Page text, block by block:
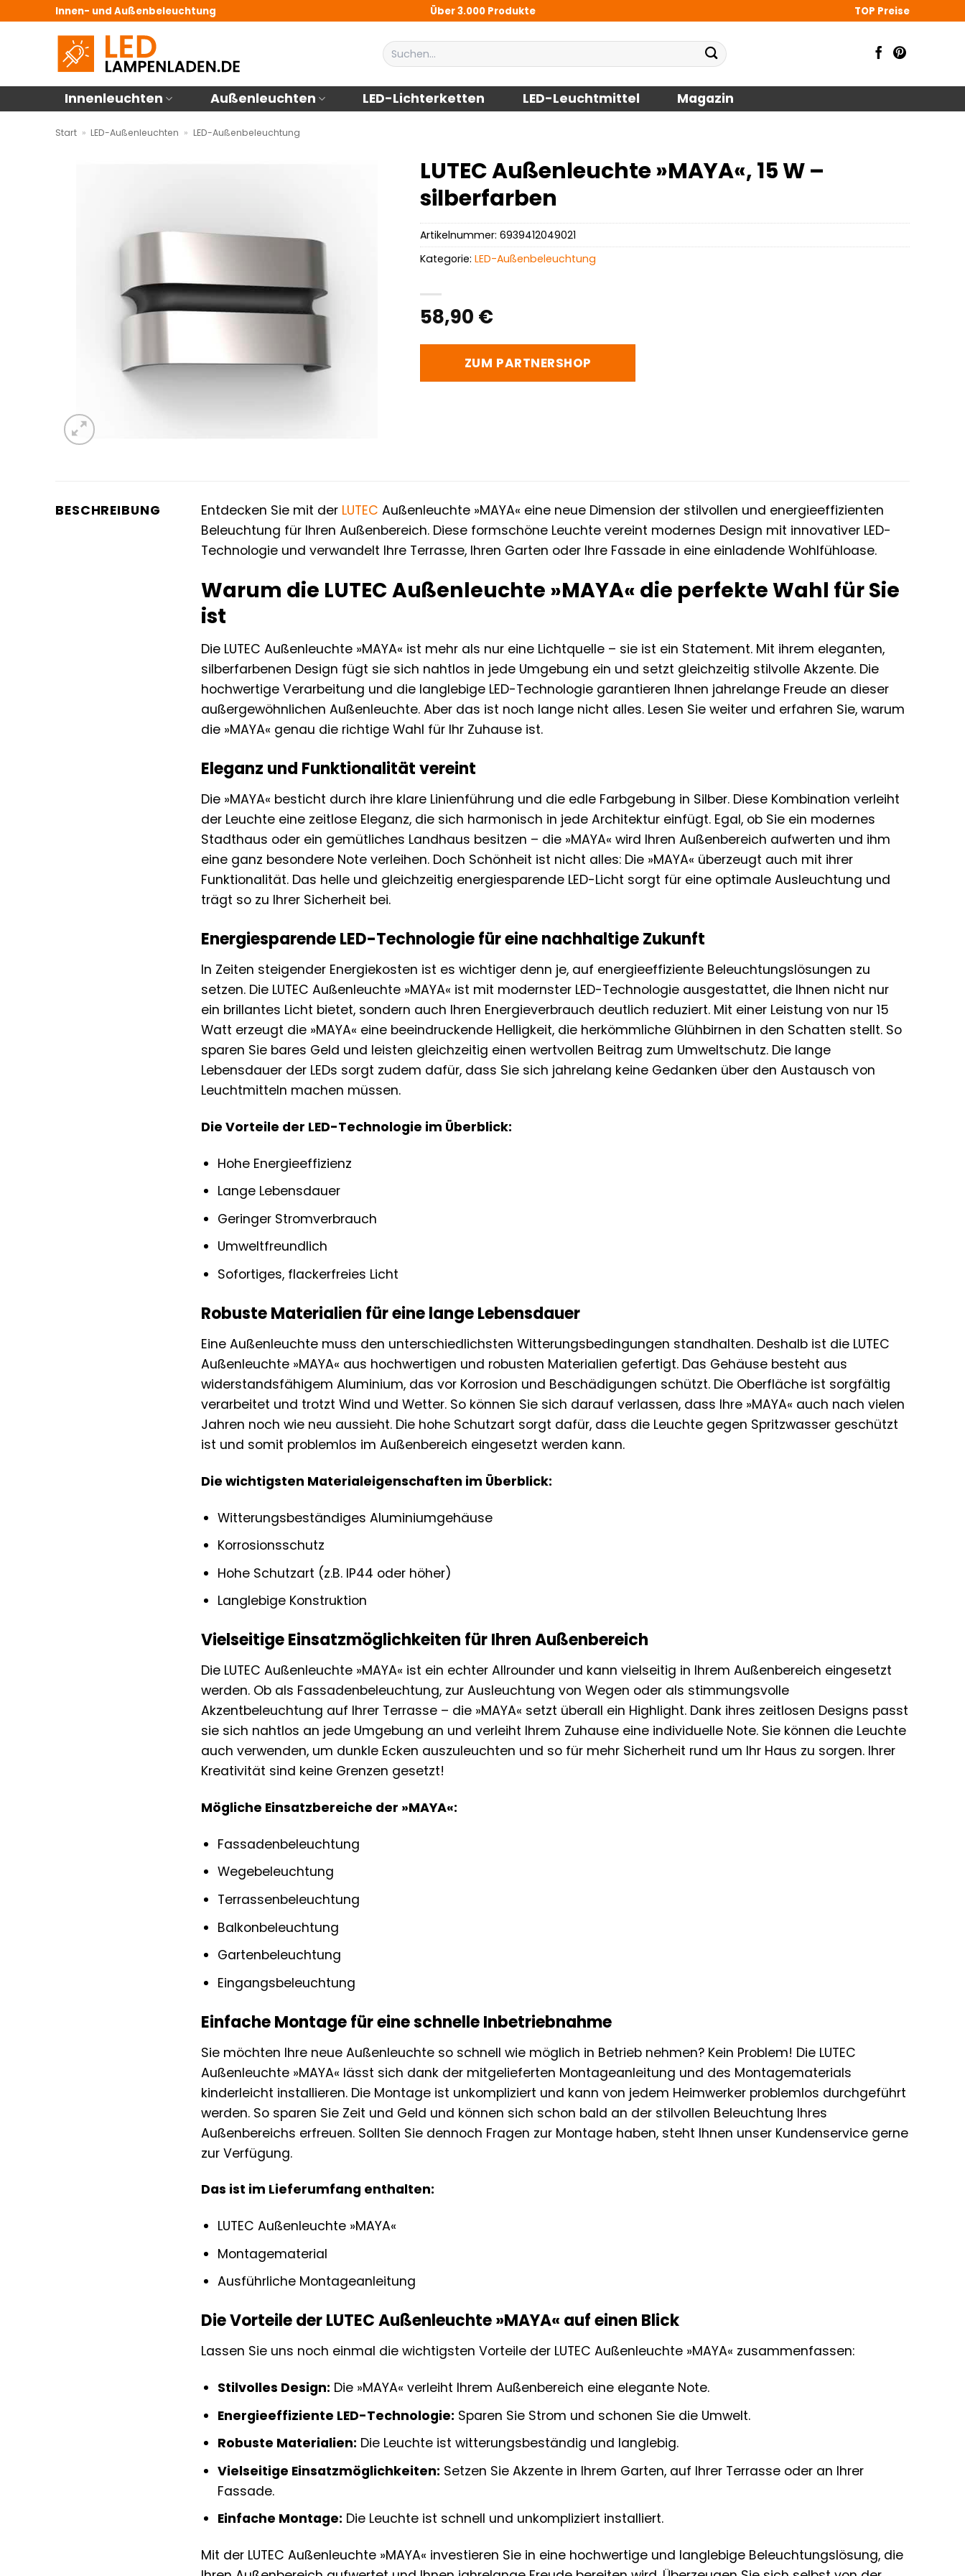
Innen- und Außenbeleuchtung Über 3.000 Produkte TOP Preise
Suchen
nach:
Innenleuchten Außenleuchten LED-Lichterketten LED-Leuchtmittel Magazin
Start » LED-Außenleuchten » LED-Außenbeleuchtung
LUTEC Außenleuchte »MAYA«, 15 W –
silberfarben
58,90 €
ZUM PARTNERSHOP
Artikelnummer:6939412049021
Kategorie:LED-Außenbeleuchtung
BESCHREIBUNG Entdecken Sie mit der LUTEC Außenleuchte »MAYA« eine neue Dimension der stilvollen und energieeffizienten
Beleuchtung für Ihren Außenbereich. Diese formschöne Leuchte vereint modernes Design mit innovativer LED-
Technologie und verwandelt Ihre Terrasse, Ihren Garten oder Ihre Fassade in eine einladende Wohlfühloase.
Warum die LUTEC Außenleuchte »MAYA« die perfekte Wahl für Sie
ist
Die LUTEC Außenleuchte »MAYA« ist mehr als nur eine Lichtquelle – sie ist ein Statement. Mit ihrem eleganten,
silberfarbenen Design fügt sie sich nahtlos in jede Umgebung ein und setzt gleichzeitig stilvolle Akzente. Die
hochwertige Verarbeitung und die langlebige LED-Technologie garantieren Ihnen jahrelange Freude an dieser
außergewöhnlichen Außenleuchte. Aber das ist noch lange nicht alles. Lesen Sie weiter und erfahren Sie, warum
die »MAYA« genau die richtige Wahl für Ihr Zuhause ist.
Eleganz und Funktionalität vereint
Die »MAYA« besticht durch ihre klare Linienführung und die edle Farbgebung in Silber. Diese Kombination verleiht
der Leuchte eine zeitlose Eleganz, die sich harmonisch in jede Architektur einfügt. Egal, ob Sie ein modernes
Stadthaus oder ein gemütliches Landhaus besitzen – die »MAYA« wird Ihren Außenbereich aufwerten und ihm
eine ganz besondere Note verleihen. Doch Schönheit ist nicht alles: Die »MAYA« überzeugt auch mit ihrer
Funktionalität. Das helle und gleichzeitig energiesparende LED-Licht sorgt für eine optimale Ausleuchtung und
trägt so zu Ihrer Sicherheit bei.
Energiesparende LED-Technologie für eine nachhaltige Zukunft
In Zeiten steigender Energiekosten ist es wichtiger denn je, auf energieeffiziente Beleuchtungslösungen zu
setzen. Die LUTEC Außenleuchte »MAYA« ist mit modernster LED-Technologie ausgestattet, die Ihnen nicht nur
ein brillantes Licht bietet, sondern auch Ihren Energieverbrauch deutlich reduziert. Mit einer Leistung von nur 15
Watt erzeugt die »MAYA« eine beeindruckende Helligkeit, die herkömmliche Glühbirnen in den Schatten stellt. So
sparen Sie bares Geld und leisten gleichzeitig einen wertvollen Beitrag zum Umweltschutz. Die lange
Lebensdauer der LEDs sorgt zudem dafür, dass Sie sich jahrelang keine Gedanken über den Austausch von
Leuchtmitteln machen müssen.
Die Vorteile der LED-Technologie im Überblick:
Hohe Energieeffizienz
Lange Lebensdauer
Geringer Stromverbrauch
Umweltfreundlich
Sofortiges, flackerfreies Licht
Robuste Materialien für eine lange Lebensdauer
Eine Außenleuchte muss den unterschiedlichsten Witterungsbedingungen standhalten. Deshalb ist die LUTEC
Außenleuchte »MAYA« aus hochwertigen und robusten Materialien gefertigt. Das Gehäuse besteht aus
widerstandsfähigem Aluminium, das vor Korrosion und Beschädigungen schützt. Die Oberfläche ist sorgfältig
verarbeitet und trotzt Wind und Wetter. So können Sie sich darauf verlassen, dass Ihre »MAYA« auch nach vielen
Jahren noch wie neu aussieht. Die hohe Schutzart sorgt dafür, dass die Leuchte gegen Spritzwasser geschützt
ist und somit problemlos im Außenbereich eingesetzt werden kann.
Die wichtigsten Materialeigenschaften im Überblick:
Witterungsbeständiges Aluminiumgehäuse
Korrosionsschutz
Hohe Schutzart (z.B. IP44 oder höher)
Langlebige Konstruktion
Vielseitige Einsatzmöglichkeiten für Ihren Außenbereich
Die LUTEC Außenleuchte »MAYA« ist ein echter Allrounder und kann vielseitig in Ihrem Außenbereich eingesetzt
werden. Ob als Fassadenbeleuchtung, zur Ausleuchtung von Wegen oder als stimmungsvolle
Akzentbeleuchtung auf Ihrer Terrasse – die »MAYA« setzt überall ein Highlight. Dank ihres zeitlosen Designs passt
sie sich nahtlos an jede Umgebung an und verleiht Ihrem Zuhause eine individuelle Note. Sie können die Leuchte
auch verwenden, um dunkle Ecken auszuleuchten und so für mehr Sicherheit rund um Ihr Haus zu sorgen. Ihrer
Kreativität sind keine Grenzen gesetzt!
Mögliche Einsatzbereiche der »MAYA«:
Fassadenbeleuchtung
Wegebeleuchtung
Terrassenbeleuchtung
Balkonbeleuchtung
Gartenbeleuchtung
Eingangsbeleuchtung
Einfache Montage für eine schnelle Inbetriebnahme
Sie möchten Ihre neue Außenleuchte so schnell wie möglich in Betrieb nehmen? Kein Problem! Die LUTEC
Außenleuchte »MAYA« lässt sich dank der mitgelieferten Montageanleitung und des Montagematerials
kinderleicht installieren. Die Montage ist unkompliziert und kann von jedem Heimwerker problemlos durchgeführt
werden. So sparen Sie Zeit und Geld und können sich schon bald an der stilvollen Beleuchtung Ihres
Außenbereichs erfreuen. Sollten Sie dennoch Fragen zur Montage haben, steht Ihnen unser Kundenservice gerne
zur Verfügung.
Das ist im Lieferumfang enthalten:
LUTEC Außenleuchte »MAYA«
Montagematerial
Ausführliche Montageanleitung
Die Vorteile der LUTEC Außenleuchte »MAYA« auf einen Blick
Lassen Sie uns noch einmal die wichtigsten Vorteile der LUTEC Außenleuchte »MAYA« zusammenfassen:
Stilvolles Design: Die »MAYA« verleiht Ihrem Außenbereich eine elegante Note.
Energieeffiziente LED-Technologie: Sparen Sie Strom und schonen Sie die Umwelt.
Robuste Materialien: Die Leuchte ist witterungsbeständig und langlebig.
Vielseitige Einsatzmöglichkeiten: Setzen Sie Akzente in Ihrem Garten, auf Ihrer Terrasse oder an Ihrer
Fassade.
Einfache Montage: Die Leuchte ist schnell und unkompliziert installiert.
Mit der LUTEC Außenleuchte »MAYA« investieren Sie in eine hochwertige und langlebige Beleuchtungslösung, die